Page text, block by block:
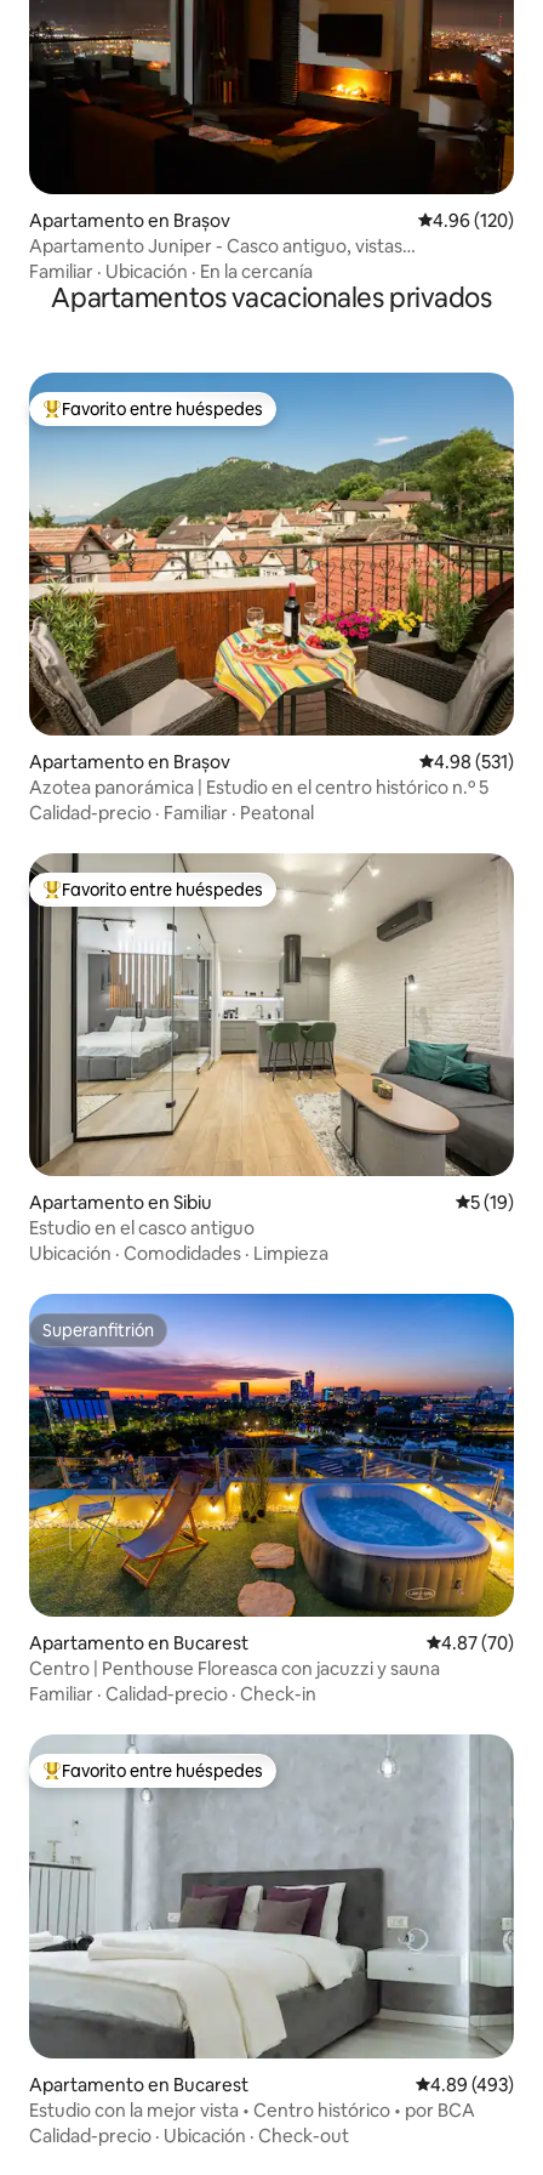
Apartamento en Brașov Calificación
4.96 (120)
Apartamento Juniper - Casco antiguo, vistas
impresionantes
Familiar · Ubicación · En la cercanía
Apartamentos vacacionales privados
Favorito entre huéspedes preferido
Favorito entre huéspedes
Apartamento en Brașov Calificación
4.98 (531)
Azotea panorámica | Estudio en el centro histórico n.º 5
Calidad-precio · Familiar · Peatonal
Favorito entre huéspedes preferido
Favorito entre huéspedes
Apartamento en Sibiu
5 (19)
Estudio en el casco antiguo
Ubicación · Comodidades · Limpieza
Superanfitrión
Superanfitrión
Apartamento en Bucarest Calificación
4.87 (70)
Centro | Penthouse Floreasca con jacuzzi y sauna
Familiar · Calidad-precio · Check-in
Favorito entre huéspedes preferido
Favorito entre huéspedes
Apartamento en Bucarest Calificación
4.89 (493)
Estudio con la mejor vista • Centro histórico • por BCA
Calidad-precio · Ubicación · Check-out